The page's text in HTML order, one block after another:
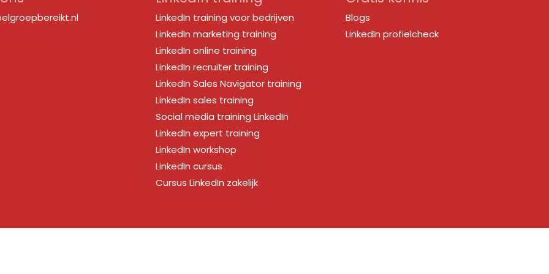
LinkedIn training voor bedrijven
LinkedIn marketing training
LinkedIn online training
LinkedIn recruiter training
LinkedIn Sales Navigator training
LinkedIn sales training
Social media training LinkedIn
LinkedIn expert training
LinkedIn workshop
LinkedIn cursus
Cursus LinkedIn zakelijk
Blogs
LinkedIn profielcheck